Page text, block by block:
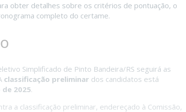
obter detalhes sobre os critérios de pontuação, o
completo do certame.
Simplificado de Pinto Bandeira/RS seguirá as
classificação preliminar dos candidatos está
de 2025.
a classificação preliminar, endereçado à Comissão,